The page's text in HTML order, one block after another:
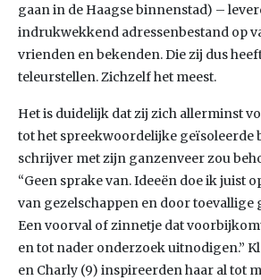
gaan in de Haagse binnenstad) –
indrukwekkend adressenbestand op
vrienden en bekenden. Die zij dus
teleurstellen. Zichzelf het meest.
Het is duidelijk dat zij zich allerminst
tot het spreekwoordelijke geïsoleerde
schrijver met zijn ganzenveer zou
“Geen sprake van. Ideeën doe ik juist
van gezelschappen en door toevallige
Een voorval of zinnetje dat
en tot nader onderzoek uitnodigen.”
en Charly (9) inspireerden haar al tot